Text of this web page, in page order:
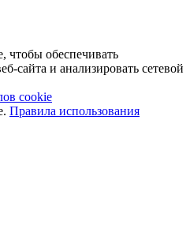
обеспечивать
сайта и анализировать сетевой
cookie
Правила использования